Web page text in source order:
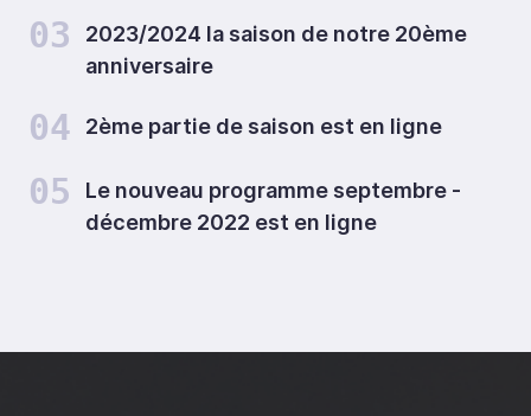
03
2023/2024 la saison de notre 20ème
anniversaire
04 2ème partie de saison est en ligne
05
Le nouveau programme septembre -
décembre 2022 est en ligne